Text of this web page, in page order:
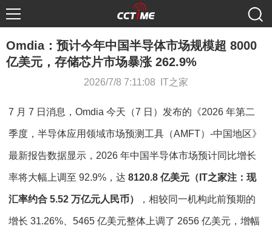
Omdia：预计今年中国半导体市场规模超 8000
亿美元，存储芯片市场暴涨 262.9%
2026/7/8 7:11:08 IT之家
7 月 7 日消息，Omdia 今天（7 日）发布的《2026 年第二
季度，半导体应用领域市场预测工具（AMFT）-中国地区》
最新报告数据显示，2026 年中国半导体市场预计同比增长
率将大幅上调至 92.9%，达 8120.8 亿美元（IT之家注：现
汇率约合 5.52 万亿元人民币） ，相较同一机构此前预期的
增长 31.26%、5465 亿美元整体上调了 2656 亿美元，增幅